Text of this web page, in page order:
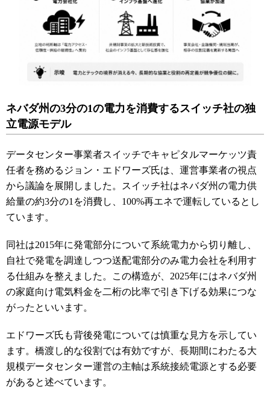
ネバダ州の3分の1の電力を消費するスイッチ社の独
立電源モデル
データセンター事業者スイッチでキャピタルマーケッツ責
任者を務めるジョン・エドワーズ氏は、運営事業者の視点
から議論を展開しました。スイッチ社はネバダ州の電力供
給量の約3分の1を消費し、100%再エネで運転しているとし
ています。
同社は2015年に発電部分について系統電力から切り離し、
自社で発電を調達しつつ送配電部分のみ電力会社を利用す
る仕組みを整えました。この構造が、2025年にはネバダ州
の家庭向け電気料金を二桁の比率で引き下げる効果につな
がったといいます。
エドワーズ氏も背後発電については慎重な見方を示してい
ます。橋渡し的な役割では有効ですが、長期間にわたる大
規模データセンター運営の主軸は系統接続電源とする必要
があると述べています。